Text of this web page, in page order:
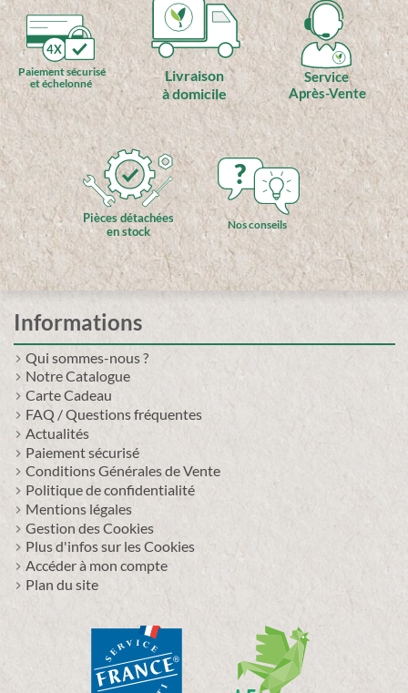
4X
Paiement sécurisé
et échelonné Livraison
à domicile
Service
Après-Vente
Pièces détachées
en stock
?
Nos conseils
Informations
Qui sommes-nous ?
Notre Catalogue
Carte Cadeau
FAQ / Questions fréquentes
Actualités
Paiement sécurisé
Conditions Générales de Vente
Politique de confidentialité
Mentions légales
Gestion des Cookies
Plus d'infos sur les Cookies
Accéder à mon compte
Plan du site